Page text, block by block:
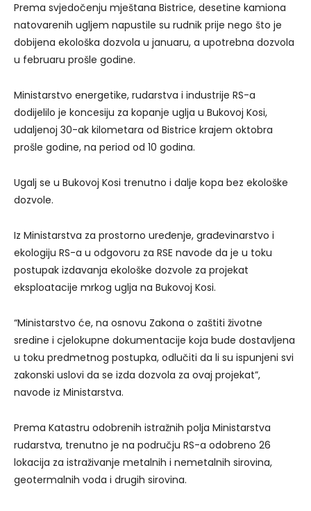
Prema svjedočenju mještana Bistrice, desetine kamiona
natovarenih ugljem napustile su rudnik prije nego što je
dobijena ekološka dozvola u januaru, a upotrebna dozvola
u februaru prošle godine.
Ministarstvo energetike, rudarstva i industrije RS-a
dodijelilo je koncesiju za kopanje uglja u Bukovoj Kosi,
udaljenoj 30-ak kilometara od Bistrice krajem oktobra
prošle godine, na period od 10 godina.
Ugalj se u Bukovoj Kosi trenutno i dalje kopa bez ekološke
dozvole.
Iz Ministarstva za prostorno uređenje, građevinarstvo i
ekologiju RS-a u odgovoru za RSE navode da je u toku
postupak izdavanja ekološke dozvole za projekat
eksploatacije mrkog uglja na Bukovoj Kosi.
“Ministarstvo će, na osnovu Zakona o zaštiti životne
sredine i cjelokupne dokumentacije koja bude dostavljena
u toku predmetnog postupka, odlučiti da li su ispunjeni svi
zakonski uslovi da se izda dozvola za ovaj projekat”,
navode iz Ministarstva.
Prema Katastru odobrenih istražnih polja Ministarstva
rudarstva, trenutno je na području RS-a odobreno 26
lokacija za istraživanje metalnih i nemetalnih sirovina,
geotermalnih voda i drugih sirovina.